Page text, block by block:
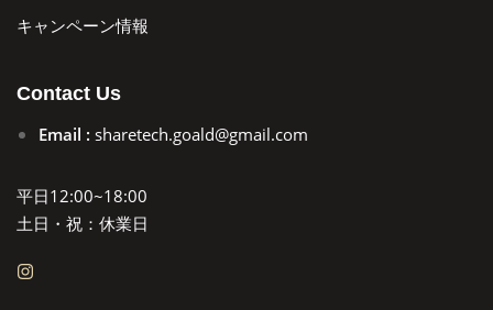
キャンペーン情報
Contact Us
Email : sharetech.goald@gmail.com
平日12:00~18:00
土日・祝：休業日